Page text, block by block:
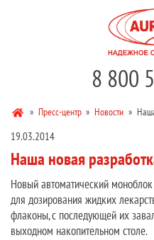
8 800
» Пресс-центр » Новости »
19.03.2014
Наша новая
Новый автоматический
для дозирования жидких
флаконы, с последующей их
выходном накопительном столе.